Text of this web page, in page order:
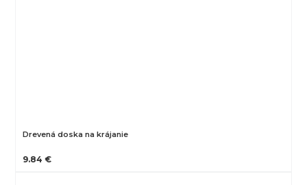
Drevená doska na krájanie
9.84 €